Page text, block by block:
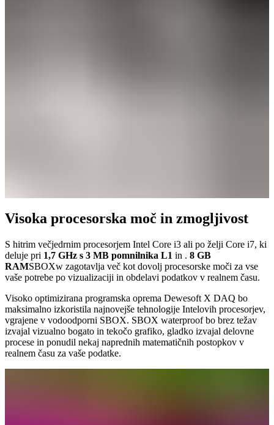
Visoka procesorska moč in zmogljivost
S hitrim večjedrnim procesorjem Intel Core i3 ali po želji Core i7, ki
deluje pri 1,7 GHz s 3 MB pomnilnika L1 in . 8 GB
RAMSBOXw zagotavlja več kot dovolj procesorske moči za vse
vaše potrebe po vizualizaciji in obdelavi podatkov v realnem času.
Visoko optimizirana programska oprema Dewesoft X DAQ bo
maksimalno izkoristila najnovejše tehnologije Intelovih procesorjev,
vgrajene v vodoodporni SBOX. SBOX waterproof bo brez težav
izvajal vizualno bogato in tekočo grafiko, gladko izvajal delovne
procese in ponudil nekaj naprednih matematičnih postopkov v
realnem času za vaše podatke.